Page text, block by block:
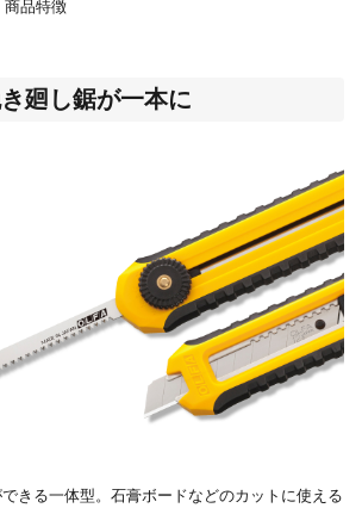
廻し鋸が一本に
きる一体型。石膏ボードなどのカットに使える